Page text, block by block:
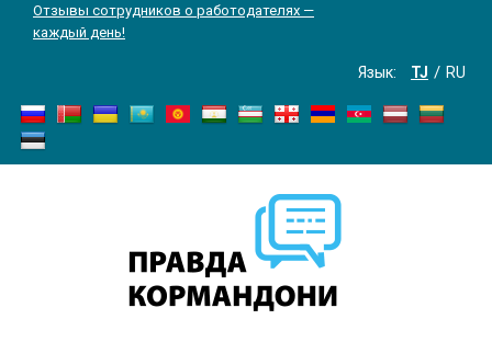
Отзывы сотрудников о работодателях —
каждый день!
Язык: TJ RU